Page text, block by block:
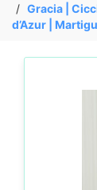
Gracia |
d’Azur |